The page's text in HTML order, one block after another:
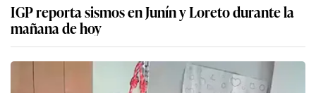
IGP reporta sismos en Junín y Loreto durante la
mañana de hoy